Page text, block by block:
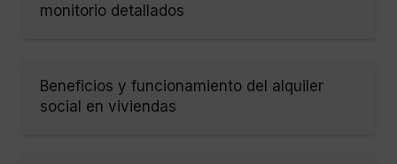
monitorio detallados
Beneficios y funcionamiento del alquiler
social en viviendas